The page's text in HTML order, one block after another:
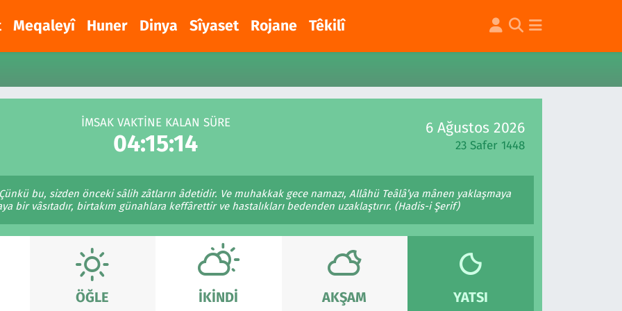
Meqaleyî Huner Dinya Sîyaset Rojane Têkilî
İMSAK VAKTİNE KALAN SÜRE
04:15:14
6 Ağustos 2026
23 Safer 1448
bu, sizden önceki sâlih zâtların âdetidir. Ve muhakkak gece namazı, Allâhü Teâlâ’ya mânen yaklaşmaya
bir vâsıtadır, birtakım günahlara keffârettir ve hastalıkları bedenden uzaklaştırır. (Hadis-i Şerif)
ÖĞLE İKINDI AKŞAM YATSI